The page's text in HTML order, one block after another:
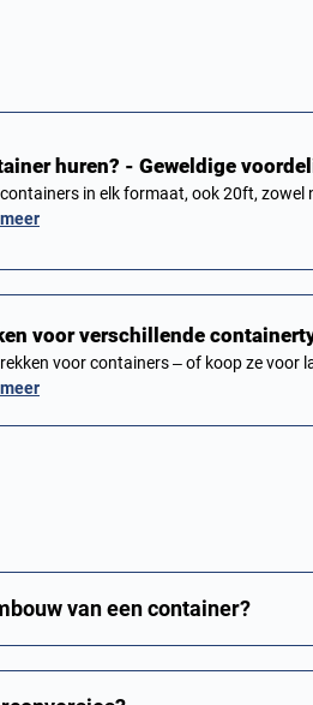
huren? - Geweldige
in elk formaat, ook 20ft, zowel
voor verschillende
voor containers – of koop ze voor
van een container?